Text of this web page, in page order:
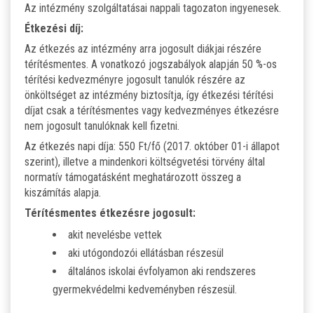
Az intézmény szolgáltatásai nappali tagozaton ingyenesek.
Étkezési díj:
Az étkezés az intézmény arra jogosult diákjai részére
térítésmentes. A vonatkozó jogszabályok alapján 50 %-os
térítési kedvezményre jogosult tanulók részére az
önköltséget az intézmény biztosítja, így étkezési térítési
díjat csak a térítésmentes vagy kedvezményes étkezésre
nem jogosult tanulóknak kell fizetni.
Az étkezés napi díja: 550 Ft/fő (2017. október 01-i állapot
szerint), illetve a mindenkori költségvetési törvény által
normatív támogatásként meghatározott összeg a
kiszámítás alapja.
Térítésmentes étkezésre jogosult:
akit nevelésbe vettek
aki utógondozói ellátásban részesül
általános iskolai évfolyamon aki rendszeres
gyermekvédelmi kedveményben részesül.